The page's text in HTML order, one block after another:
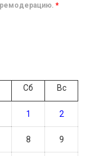
*
Сб Вс
1 2
8 9